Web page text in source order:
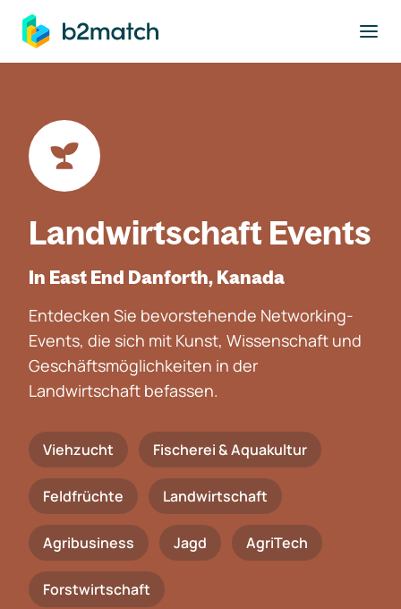
springen
Landwirtschaft Events
In East End Danforth, Kanada
Entdecken Sie bevorstehende Networking-
Events, die sich mit Kunst, Wissenschaft und
Geschäftsmöglichkeiten in der
Landwirtschaft befassen.
Viehzucht Fischerei & Aquakultur
Feldfrüchte Landwirtschaft
Agribusiness Jagd AgriTech
Forstwirtschaft